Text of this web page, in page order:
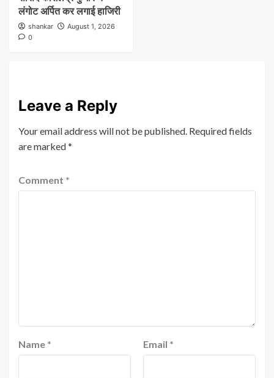
लंगोट अर्पित कर लगाई हाजिरी
shankar
August 1, 2026
0
Leave a Reply
Your email address will not be published. Required fields
are marked*
Comment *
Name * Email *